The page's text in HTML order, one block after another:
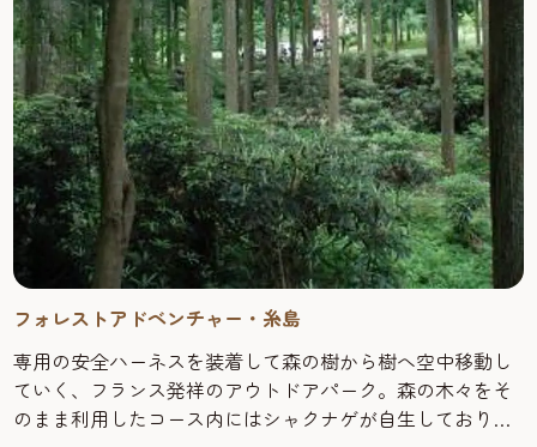
フォレストアドベンチャー・糸島
専用の安全ハーネスを装着して森の樹から樹へ空中移動し
ていく、フランス発祥のアウトドアパーク。森の木々をそ
のまま利用したコース内にはシャクナゲが自生しており、